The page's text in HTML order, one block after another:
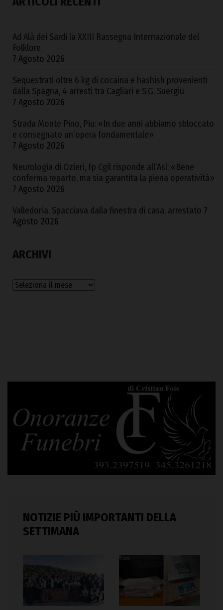
Ad Alà dei Sardi la XXIII Rassegna Internazionale del
Folklore
7 Agosto 2026
Sequestrati oltre 6 kg di cocaina e hashish provenienti
dalla Spagna, 4 arresti tra Cagliari e S.G. Suergiu
7 Agosto 2026
Strada Monte Pino, Piu: «In due anni abbiamo sbloccato
e consegnato un’opera fondamentale»
7 Agosto 2026
Neurologia di Ozieri, Fp Cgil risponde all’Asl: «Bene
conferma reparto, ma sia garantita la piena operatività»
7 Agosto 2026
Valledoria. Spacciava dalla finestra di casa, arrestato 7
Agosto 2026
ARCHIVI
Archivi
NOTIZIE PIÙ IMPORTANTI DELLA
SETTIMANA